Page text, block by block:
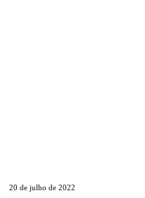
20 de julho de 2022